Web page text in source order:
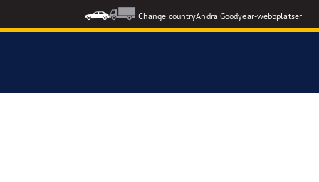
Change countryAndra Goodyear-webbplatser